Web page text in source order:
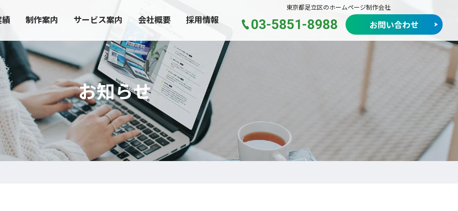
制作案内 サービス案内 会社概要 採用情報
東京都足立区のホームページ制作会社
03-5851-8988 お問い合わせ
お知らせ